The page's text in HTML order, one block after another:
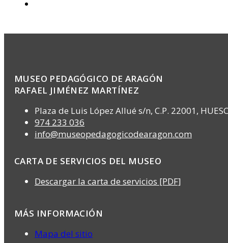
MUSEO PEDAGÓGICO DE ARAGÓN
RAFAEL JIMÉNEZ MARTÍNEZ
Plaza de Luis López Allué s/n, C.P. 22001,
974 233 036
info@museopedagogicodearagon.com
CARTA DE SERVICIOS DEL MUSEO
Descargar la carta de servicios [PDF]
MÁS INFORMACIÓN
Mapa del sitio